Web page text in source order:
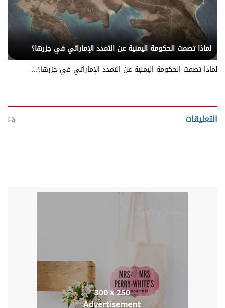
يني يمن - بلقيس نت
لماذا تصمت الحكومة اليمنية عن التمدد الإماراتي في جزرها؟
لماذا تصمت الحكومة اليمنية عن التمدد الإماراتي في جزرها؟...
التعليقات